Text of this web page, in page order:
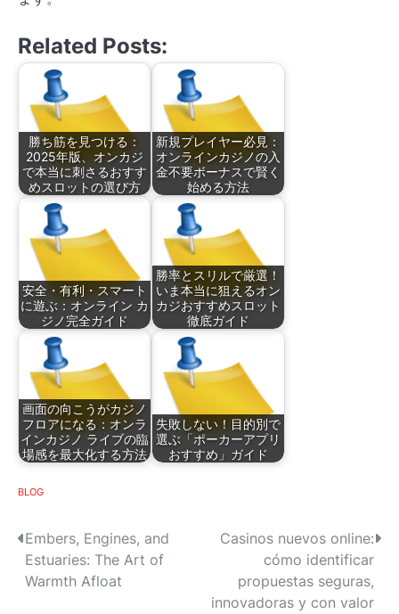
Related Posts:
勝ち筋を見つける：
2025年版、オンカジ
で本当に刺さるおすす
めスロットの選び方
新規プレイヤー必見：
オンラインカジノの入
金不要ボーナスで賢く
始める方法
安全・有利・スマート
に遊ぶ：オンライン カ
ジノ完全ガイド
勝率とスリルで厳選！
いま本当に狙えるオン
カジおすすめスロット
徹底ガイド
画面の向こうがカジノ
フロアになる：オンラ
インカジノ ライブの臨
場感を最大化する方法
失敗しない！目的別で
選ぶ「ポーカーアプリ
おすすめ」ガイド
BLOG
P
o
Embers, Engines, and
Estuaries: The Art of
Warmth Afloat
Casinos nuevos online:
cómo identificar
propuestas seguras,
innovadoras y con valor